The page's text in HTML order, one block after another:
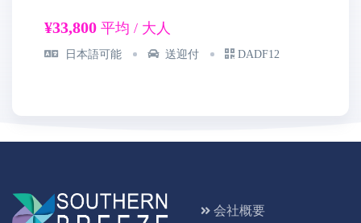
¥33,800 平均 / 大人
日本語可能 送迎付 DADF12
会社概要